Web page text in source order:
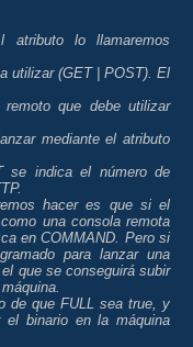
lo llamaremos
utilizar (GET | POST). El
que debe utilizar
mediante el atributo
se indica el número de
hacer es que si el
una consola remota
en COMMAND. Pero si
para lanzar una
que se conseguirá subir
de que FULL sea true, y
el binario en la máquina